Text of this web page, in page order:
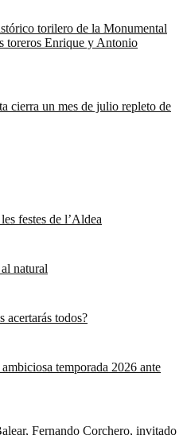
torilero de la Monumental
toreros Enrique y Antonio
cierra un mes de julio repleto de
festes de l’Aldea
natural
acertarás todos?
temporada 2026 ante
Fernando Corchero, invitado